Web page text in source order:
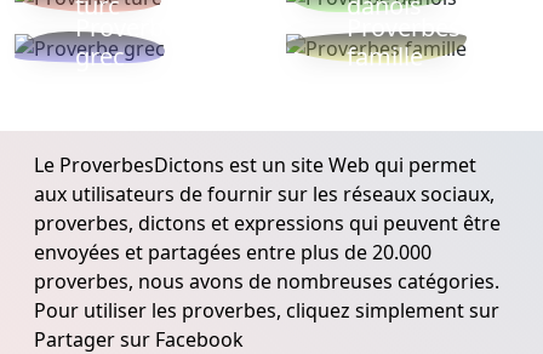
Proverbe
grec
Proverbes
famille
Le ProverbesDictons est un site Web qui permet
aux utilisateurs de fournir sur les réseaux sociaux,
proverbes, dictons et expressions qui peuvent être
envoyées et partagées entre plus de 20.000
proverbes, nous avons de nombreuses catégories.
Pour utiliser les proverbes, cliquez simplement sur
Partager sur Facebook